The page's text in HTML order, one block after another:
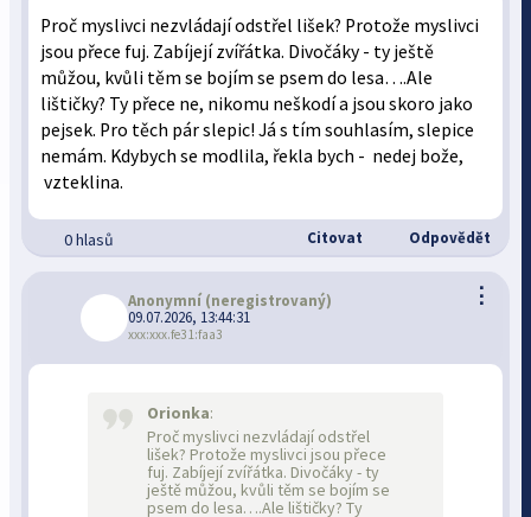
Proč myslivci nezvládají odstřel lišek? Protože myslivci
jsou přece fuj. Zabíjejí zvířátka. Divočáky - ty ještě
můžou, kvůli těm se bojím se psem do lesa….Ale
lištičky? Ty přece ne, nikomu neškodí a jsou skoro jako
pejsek. Pro těch pár slepic! Já s tím souhlasím, slepice
nemám. Kdybych se modlila, řekla bych - nedej bože,
vzteklina.
0 hlasů Citovat Odpovědět
⋮
Anonymní (neregistrovaný)
09.07.2026, 13:44:31
xxx:xxx.fe31:faa3
Orionka:
Proč myslivci nezvládají odstřel
lišek? Protože myslivci jsou přece
fuj. Zabíjejí zvířátka. Divočáky - ty
ještě můžou, kvůli těm se bojím se
psem do lesa….Ale lištičky? Ty